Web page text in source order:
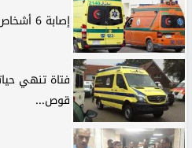
إصابة 6 أشخاص في انقلاب سيارة نصف نقل...
فتاة تنهي
قوص...